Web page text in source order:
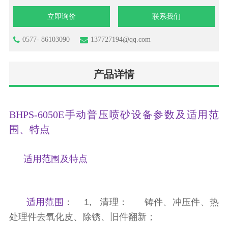
立即询价 联系我们
0577- 86103090 137727194@qq.com
产品详情
BHPS-6050E手动普压喷砂设备参数及适用范
围、特点
适用范围及特点
适用范围 ： 1, 清理： 铸件、冲压件、热
处理件去氧化皮、除锈、旧件翻新；